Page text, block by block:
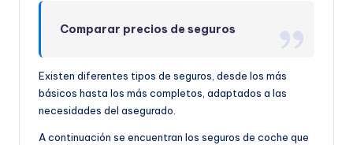
Comparar precios de seguros
Existen diferentes tipos de seguros, desde los más
básicos hasta los más completos, adaptados a las
necesidades del asegurado.
A continuación se encuentran los seguros de coche que